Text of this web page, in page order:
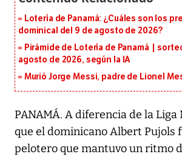
Lotería de Panamá: ¿Cuáles son los
dominical del 9 de agosto de 2026?
Pirámide de Lotería de Panamá |
agosto de 2026, según la IA
Murió Jorge Messi, padre de Lionel
PANAMÁ. A diferencia de la Liga
que el dominicano Albert Pujols
pelotero que mantuvo un ritmo